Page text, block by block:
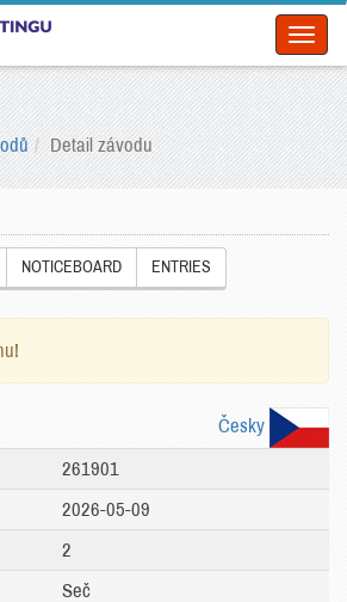
Detail závodu
NOTICEBOARD ENTRIES
Česky
261901
2026-05-09
2
Seč